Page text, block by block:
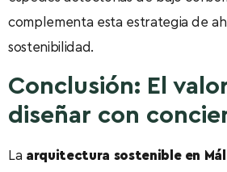
complementa esta estrategia de
sostenibilidad.
Conclusión: El
diseñar con
La arquitectura sostenible en